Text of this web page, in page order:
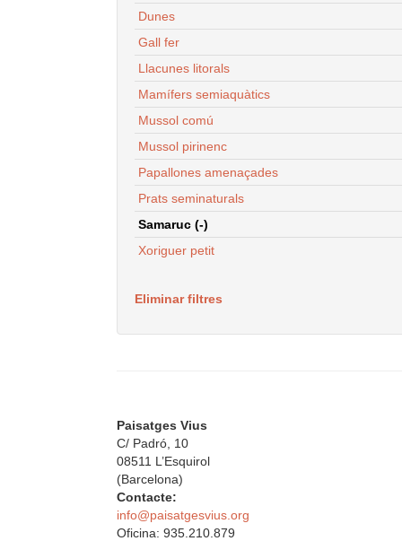
Dunes
Gall fer
Llacunes litorals
Mamífers semiaquàtics
Mussol comú
Mussol pirinenc
Papallones amenaçades
Prats seminaturals
Samaruc (-)
Xoriguer petit
Eliminar filtres
Paisatges Vius
C/ Padró, 10
08511 L’Esquirol
(Barcelona)
Contacte:
info@paisatgesvius.org
Oficina: 935.210.879